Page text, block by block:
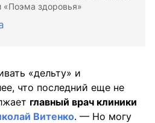
«Поэма здоровья»
«дельту» и
что последний еще не
главный врач клиники
Витенко. — Но могу